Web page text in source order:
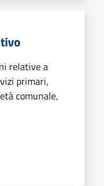
relative a
primari,
comunale,